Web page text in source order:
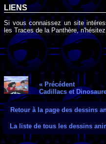
LIENS
Si vous connaissez un site
les Traces de la Panthère,
« Précédent
Cadillacs et
Retour à la page des dessins
La liste de tous les dessins